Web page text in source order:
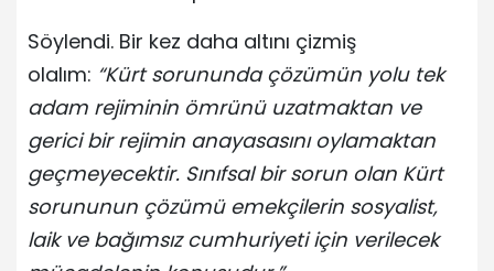
Söylendi. Bir kez daha altını çizmiş
olalım: “Kürt sorununda çözümün yolu tek
adam rejiminin ömrünü uzatmaktan ve
gerici bir rejimin anayasasını oylamaktan
geçmeyecektir. Sınıfsal bir sorun olan Kürt
sorununun çözümü emekçilerin sosyalist,
laik ve bağımsız cumhuriyeti için verilecek